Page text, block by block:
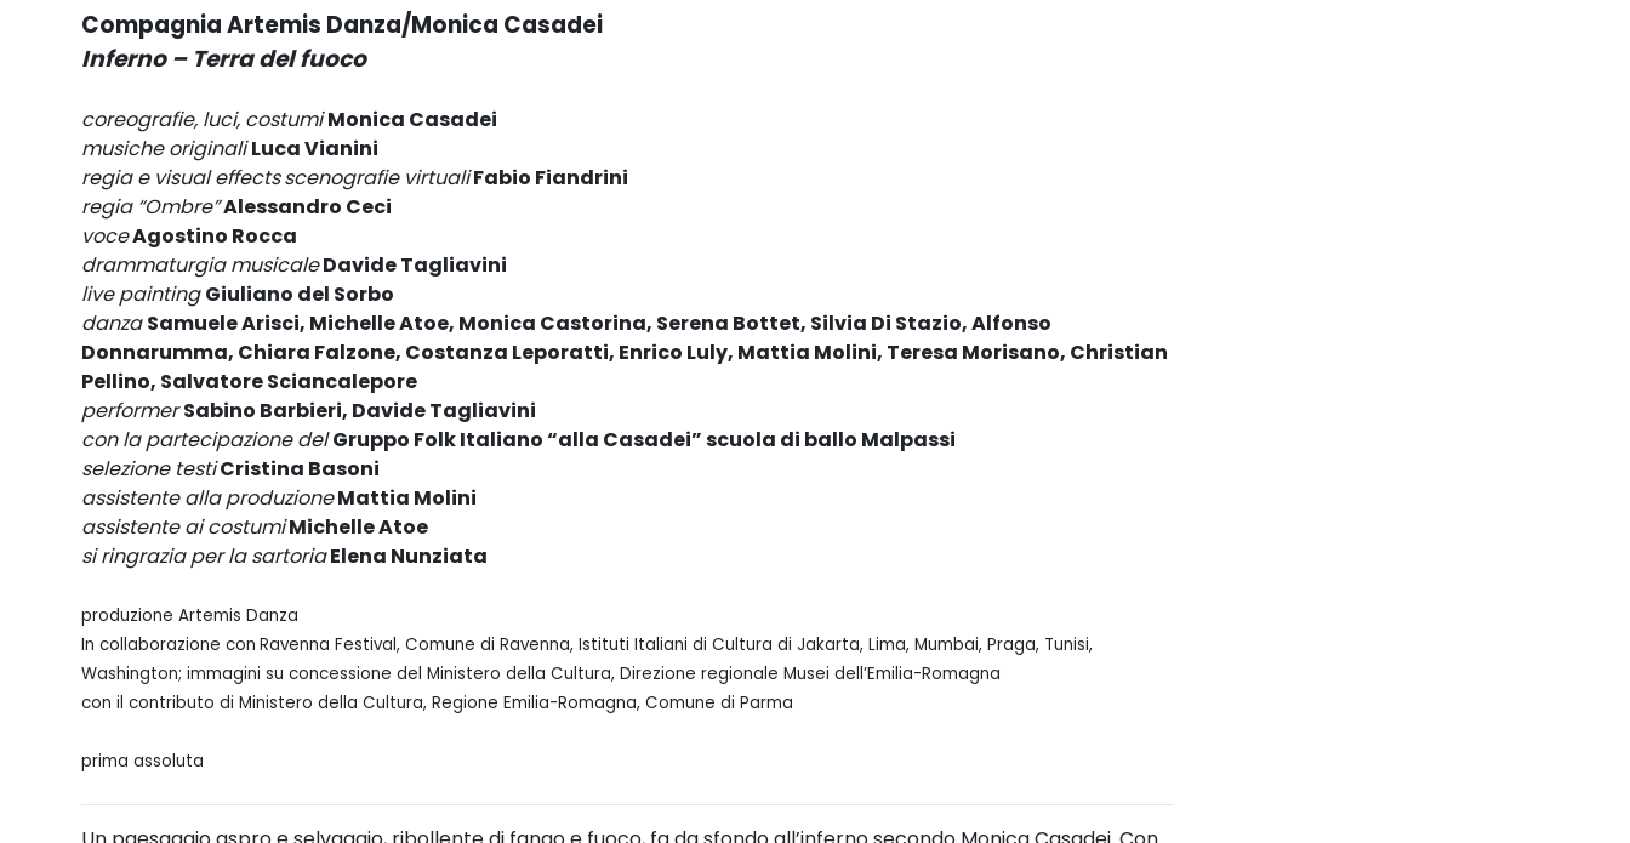
Compagnia Artemis Danza/Monica Casadei
Inferno – Terra del fuoco
coreografie, luci, costumi Monica Casadei
musiche originali Luca Vianini
regia e visual effectsscenografie virtualiFabio Fiandrini
regia “Ombre”Alessandro Ceci
voceAgostino Rocca
drammaturgia musicaleDavide Tagliavini
live painting Giuliano del Sorbo
danzaSamuele Arisci, Michelle Atoe, Monica Castorina, Serena Bottet, Silvia Di Stazio, Alfonso
Donnarumma, Chiara Falzone, Costanza Leporatti, Enrico Luly, Mattia Molini, Teresa Morisano, Christian
Pellino, Salvatore Sciancalepore
performer Sabino Barbieri, Davide Tagliavini
con la partecipazione delGruppo Folk Italiano “alla Casadei” scuola di ballo Malpassi
selezione testiCristina Basoni
assistente alla produzioneMattia Molini
assistente ai costumiMichelle Atoe
si ringrazia per la sartoriaElena Nunziata
produzione Artemis Danza
In collaborazione con Ravenna Festival, Comune di Ravenna, Istituti Italiani di Cultura di Jakarta, Lima, Mumbai, Praga, Tunisi,
Washington; immagini su concessione del Ministero della Cultura, Direzione regionale Musei dell’Emilia-Romagna
con il contributo di Ministero della Cultura, Regione Emilia-Romagna, Comune di Parma
prima assoluta